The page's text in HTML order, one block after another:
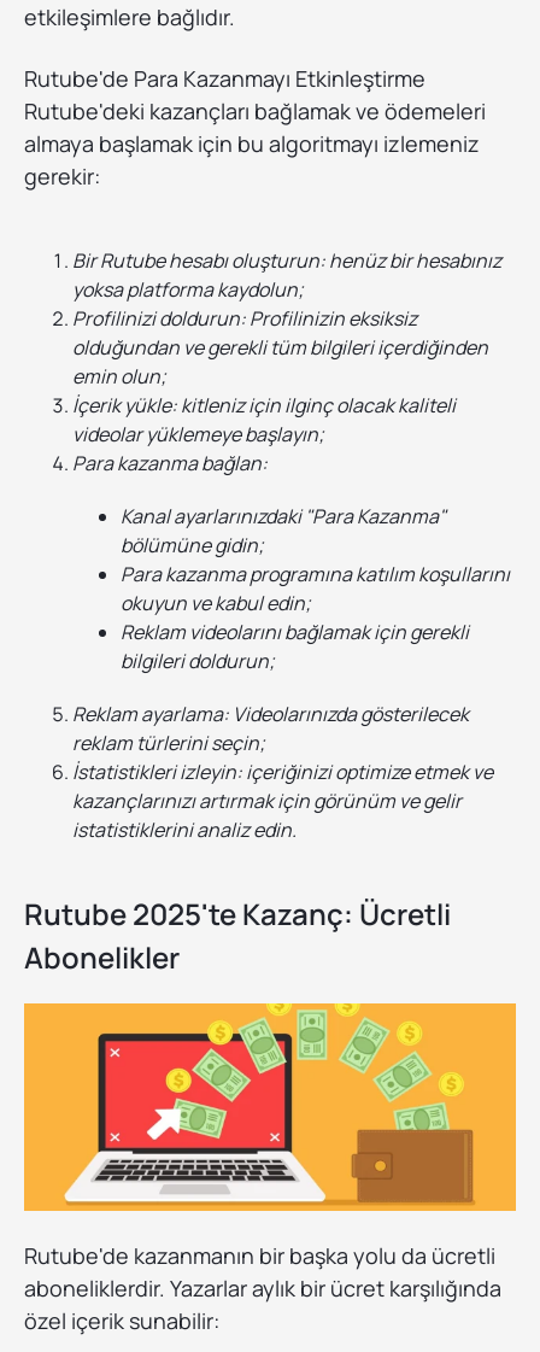
etkileşimlere bağlıdır.
Rutube'de Para Kazanmayı Etkinleştirme
Rutube'deki kazançları bağlamak ve ödemeleri
almaya başlamak için bu algoritmayı izlemeniz
gerekir:
Bir Rutube hesabı oluşturun: henüz bir hesabınız
yoksa platforma kaydolun;
Profilinizi doldurun: Profilinizin eksiksiz
olduğundan ve gerekli tüm bilgileri içerdiğinden
emin olun;
İçerik yükle: kitleniz için ilginç olacak kaliteli
videolar yüklemeye başlayın;
Para kazanma bağlan:
Kanal ayarlarınızdaki "Para Kazanma"
bölümüne gidin;
Para kazanma programına katılım koşullarını
okuyun ve kabul edin;
Reklam videolarını bağlamak için gerekli
bilgileri doldurun;
Reklam ayarlama: Videolarınızda gösterilecek
reklam türlerini seçin;
İstatistikleri izleyin: içeriğinizi optimize etmek ve
kazançlarınızı artırmak için görünüm ve gelir
istatistiklerini analiz edin.
Rutube 2025'te Kazanç: Ücretli
Abonelikler
Rutube'de kazanmanın bir başka yolu da ücretli
aboneliklerdir. Yazarlar aylık bir ücret karşılığında
özel içerik sunabilir: